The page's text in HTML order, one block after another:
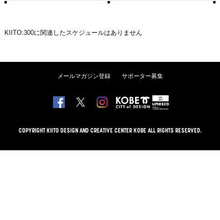
KIITO:300に関連したスケジュールはありません
メールマガジン登録 サポーター募集
COPYRIGHT KIITO DESIGN AND CREATIVE CENTER KOBE ALL RIGHTS RESERVED.